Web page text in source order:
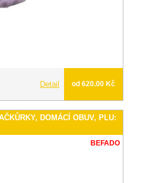
Detail od 620.00 Kč
DOMÁCÍ OBUV, PLU:
BEFADO